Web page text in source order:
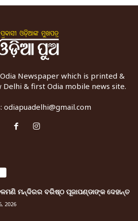
Newspaper which is printed &
& first Odia mobile news site.
odiapuadelhi@gmail.com
ମନ୍ଦିରର ବରିଷ୍ଠ ପୂଜାପଣ୍ଡାଙ୍କ ଦେହାନ୍ତ
2026